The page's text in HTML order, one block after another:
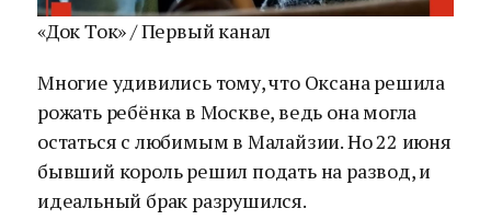
«Док Ток» / Первый канал
Многие удивились тому, что Оксана решила
рожать ребёнка в Москве, ведь она могла
остаться с любимым в Малайзии. Но 22 июня
бывший король решил подать на развод, и
идеальный брак разрушился.